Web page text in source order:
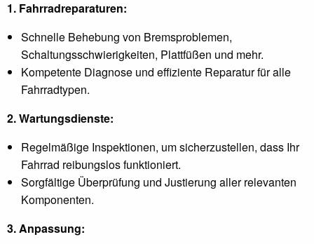
1. Fahrradreparaturen:
Schnelle Behebung von Bremsproblemen,
Schaltungsschwierigkeiten, Plattfüßen und mehr.
Kompetente Diagnose und effiziente Reparatur für alle
Fahrradtypen.
2. Wartungsdienste:
Regelmäßige Inspektionen, um sicherzustellen, dass Ihr
Fahrrad reibungslos funktioniert.
Sorgfältige Überprüfung und Justierung aller relevanten
Komponenten.
3. Anpassung: